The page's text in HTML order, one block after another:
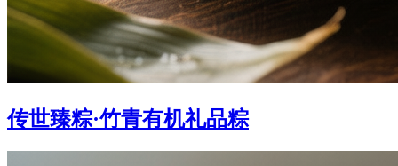
传世臻粽·竹青有机礼品粽